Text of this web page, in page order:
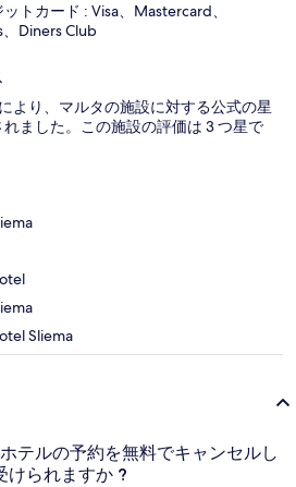
トカード : Visa、Mastercard、
Diners Club
より、マルタの施設に対する公式の星
ました。この施設の評価は 3 つ星で
Sliema
テルの予約を無料でキャンセルし
けられますか ?